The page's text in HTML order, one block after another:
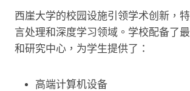
西崖大学的校园设施引领学术创新，
言处理和深度学习领域。学校配备了
和研究中心，为学生提供了：
高端计算机设备